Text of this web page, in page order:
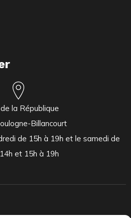
la République
Billancourt
de 15h à 19h et le samedi de
et 15h à 19h